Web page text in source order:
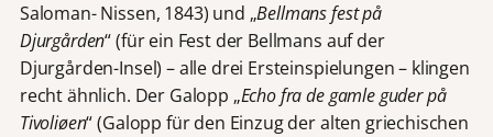
Saloman- Nissen, 1843) und „Bellmans fest på
Djurgården“ (für ein Fest der Bellmans auf der
Djurgården-Insel) – alle drei Ersteinspielungen – klingen
recht ähnlich. Der Galopp „Echo fra de gamle guder på
Tivoliøen“ (Galopp für den Einzug der alten griechischen